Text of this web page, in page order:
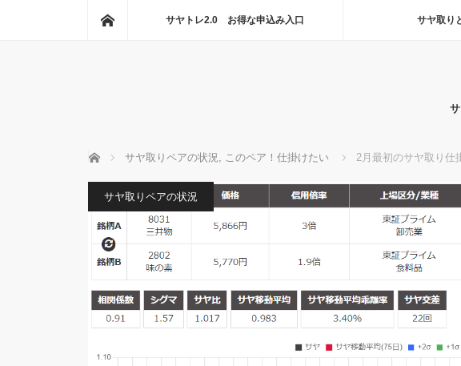
サヤトレ2.0 お得な申込み入口 サヤ取り
ホーム サヤ取りペアの状況, このペア！仕掛けたい 2月最初のサヤ取り仕
サヤ取りペアの状況